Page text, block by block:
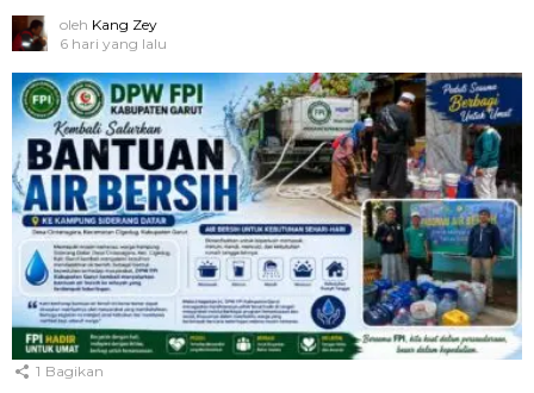
oleh Kang Zey
6 hari yang lalu
1 Bagikan